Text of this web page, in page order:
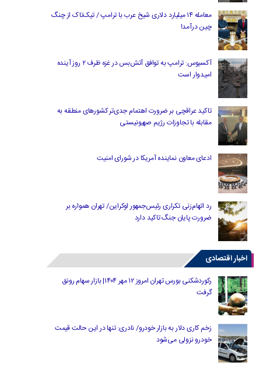
معامله ۱۴ میلیارد دلاری شیخ عرب با ترامپ / تیک‌تاک از چنگ
چین درآمد!
آکسیوس: ترامپ به توافق آتش‌بس در غزه ظرف ۲ روز آینده
امیدوار است
تاکید عراقچی بر ضرورت اهتمام جدی‌تر کشورهای منطقه به
مقابله با تجاوزات رژیم صهیونیستی
ادعای معاون نماینده آمریکا در شورای امنیت
رد اتهام‌زنی تکراری رئیس‌جمهور اوکراین/ تهران همواره بر
ضرورت پایان جنگ تاکید دارد
اخبار اقتصادی
رکوردشکنی بورس تهران امروز ۱۲ مهر ۱۴۰۴| بازار سهام رونق
گرفت
زخم کاری دلار به بازار خودرو/ نادری: تنها در این حالت قیمت
خودرو نزولی می‌شود